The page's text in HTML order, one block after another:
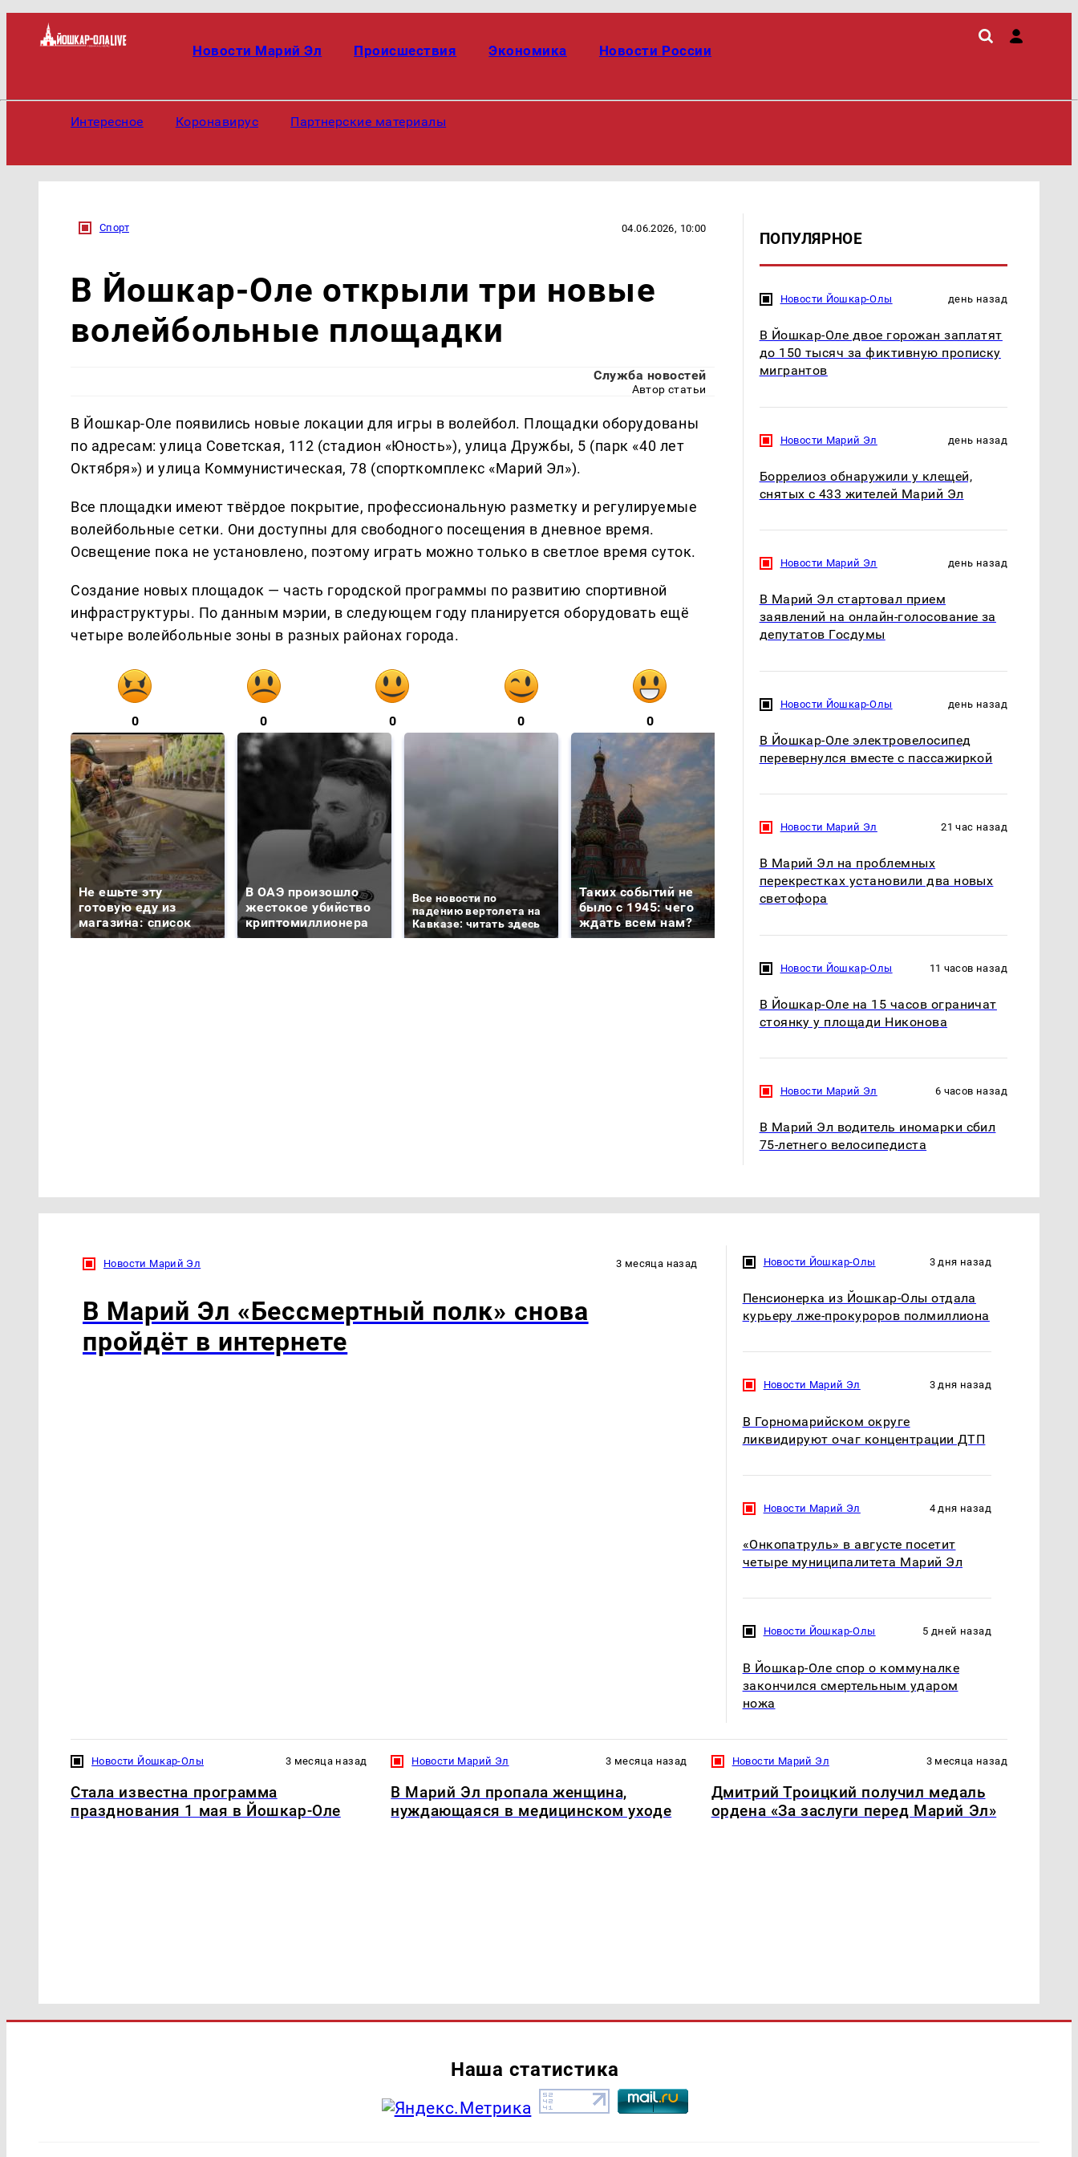
Новости Марий Эл Происшествия Экономика Новости России
Интересное Коронавирус Партнерские материалы
Спорт 04.06.2026, 10:00
В Йошкар-Оле открыли три новые
волейбольные площадки
Служба новостей
Автор статьи
В Йошкар-Оле появились новые локации для игры в волейбол. Площадки оборудованы
по адресам: улица Советская, 112 (стадион «Юность»), улица Дружбы, 5 (парк «40 лет
Октября») и улица Коммунистическая, 78 (спорткомплекс «Марий Эл»).
Все площадки имеют твёрдое покрытие, профессиональную разметку и регулируемые
волейбольные сетки. Они доступны для свободного посещения в дневное время.
Освещение пока не установлено, поэтому играть можно только в светлое время суток.
Создание новых площадок — часть городской программы по развитию спортивной
инфраструктуры. По данным мэрии, в следующем году планируется оборудовать ещё
четыре волейбольные зоны в разных районах города.
0 0 0 0 0
Не ешьте эту
готовую еду из
магазина: список
В ОАЭ произошло
жестокое убийство
криптомиллионера
Все новости по
падению вертолета на
Кавказе: читать здесь
Таких событий не
было с 1945: чего
ждать всем нам?
В магазинах России
СМИ: В Химках на
полицейскую
ПОПУЛЯРНОЕ
Новости Йошкар-Олы день назад
В Йошкар-Оле двое горожан заплатят
до 150 тысяч за фиктивную прописку
мигрантов
Новости Марий Эл день назад
Боррелиоз обнаружили у клещей,
снятых с 433 жителей Марий Эл
Новости Марий Эл день назад
В Марий Эл стартовал прием
заявлений на онлайн-голосование за
депутатов Госдумы
Новости Йошкар-Олы день назад
В Йошкар-Оле электровелосипед
перевернулся вместе с пассажиркой
Новости Марий Эл 21 час назад
В Марий Эл на проблемных
перекрестках установили два новых
светофора
Новости Йошкар-Олы 11 часов назад
В Йошкар-Оле на 15 часов ограничат
стоянку у площади Никонова
Новости Марий Эл 6 часов назад
В Марий Эл водитель иномарки сбил
75-летнего велосипедиста
Новости Марий Эл 3 месяца назад
В Марий Эл «Бессмертный полк» снова
пройдёт в интернете
Новости Йошкар-Олы 3 дня назад
Пенсионерка из Йошкар-Олы отдала
курьеру лже-прокуроров полмиллиона
Новости Марий Эл 3 дня назад
В Горномарийском округе
ликвидируют очаг концентрации ДТП
Новости Марий Эл 4 дня назад
«Онкопатруль» в августе посетит
четыре муниципалитета Марий Эл
Новости Йошкар-Олы 5 дней назад
В Йошкар-Оле спор о коммуналке
закончился смертельным ударом
ножа
Новости Йошкар-Олы 3 месяца назад
Стала известна программа
празднования 1 мая в Йошкар-Оле
Новости Марий Эл 3 месяца назад
В Марий Эл пропала женщина,
нуждающаяся в медицинском уходе
Новости Марий Эл 3 месяца назад
Дмитрий Троицкий получил медаль
ордена «За заслуги перед Марий Эл»
Наша статистика